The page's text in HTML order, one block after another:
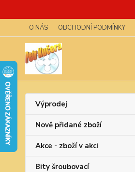
O NÁS OBCHODNÍ PODMÍNKY
Výprodej
Nově přidané zboží
Akce - zboží v akci
Bity šroubovací